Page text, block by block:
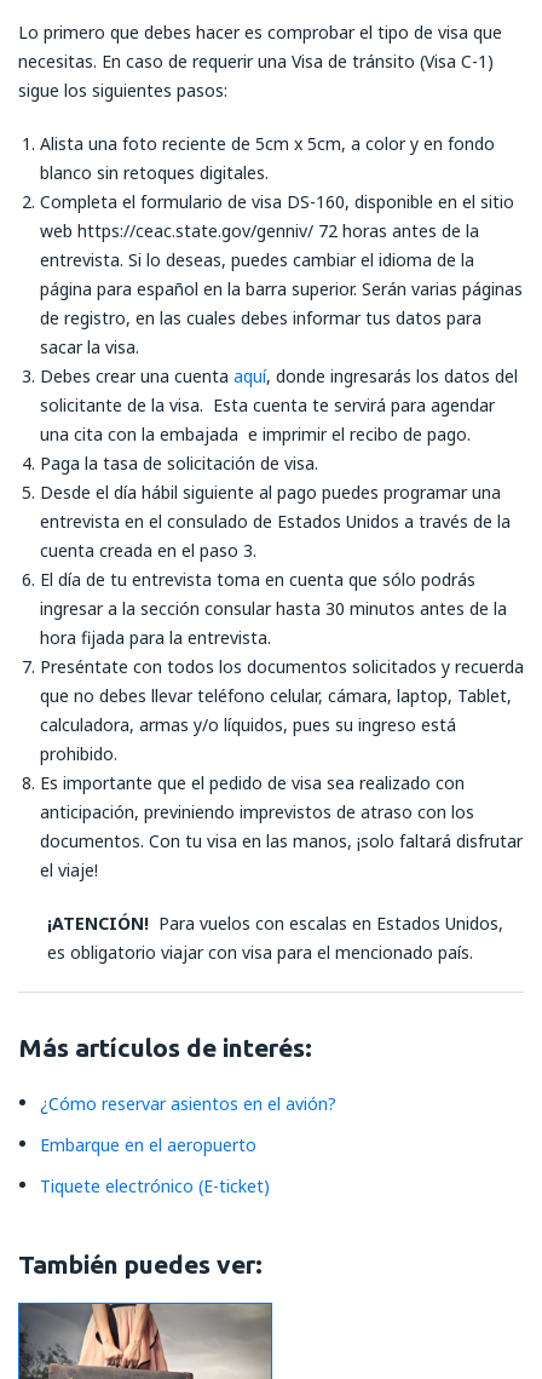
Lo primero que debes hacer es comprobar el tipo de visa que
necesitas. En caso de requerir una Visa de tránsito (Visa C-1)
sigue los siguientes pasos:
Alista una foto reciente de 5cm x 5cm, a color y en fondo
blanco sin retoques digitales.
Completa el formulario de visa DS-160, disponible en el sitio
web https://ceac.state.gov/genniv/ 72 horas antes de la
entrevista. Si lo deseas, puedes cambiar el idioma de la
página para español en la barra superior. Serán varias páginas
de registro, en las cuales debes informar tus datos para
sacar la visa.
Debes crear una cuenta aquí, donde ingresarás los datos del
solicitante de la visa. Esta cuenta te servirá para agendar
una cita con la embajada e imprimir el recibo de pago.
Paga la tasa de solicitación de visa.
Desde el día hábil siguiente al pago puedes programar una
entrevista en el consulado de Estados Unidos a través de la
cuenta creada en el paso 3.
El día de tu entrevista toma en cuenta que sólo podrás
ingresar a la sección consular hasta 30 minutos antes de la
hora fijada para la entrevista.
Preséntate con todos los documentos solicitados y recuerda
que no debes llevar teléfono celular, cámara, laptop, Tablet,
calculadora, armas y/o líquidos, pues su ingreso está
prohibido.
Es importante que el pedido de visa sea realizado con
anticipación, previniendo imprevistos de atraso con los
documentos. Con tu visa en las manos, ¡solo faltará disfrutar
el viaje!
¡ATENCIÓN! Para vuelos con escalas en Estados Unidos,
es obligatorio viajar con visa para el mencionado país.
Más artículos de interés:
¿Cómo reservar asientos en el avión?
Embarque en el aeropuerto
Tiquete electrónico (E-ticket)
También puedes ver: